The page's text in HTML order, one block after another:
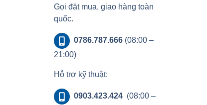
Gọi đặt mua, giao hàng toàn
quốc.
0786.787.666(08:00 –
21:00)
Hỗ trợ kỹ thuật:
0903.423.424 (08:00 –